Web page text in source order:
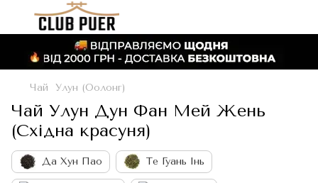
Чай Улун (Оолонг)
Чай Улун Дун Фан Мей Жень
(Східна красуня)
Да Хун Пао Те Гуань Інь